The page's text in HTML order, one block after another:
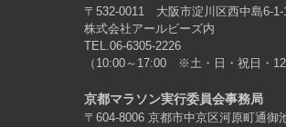
〒532-0011 大阪市淀川区西中島6-
株式会社アールビーズ内
TEL.06-6305-2226
（10:00～17:00 ※土・日・祝日・
京都マラソン実行委員会事務局
〒604-8006 京都市中京区河原町通